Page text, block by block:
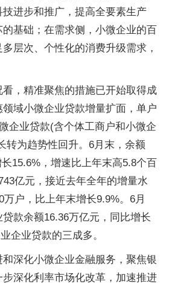
进步和推广，提高全要素生产
基础；在需求侧，小微企业的百
层次、个性化的消费升级需求，
看，精准聚焦的措施已开始取得成
域小微企业贷款增量扩面，单户
企业贷款(含个体工商户和小微企
转为趋势性回升。6月末，余额
15.6%，增速比上年末高5.8个百
亿元，接近去年全年的增量水
户，比上年末增长9.9%。6月
款余额16.36万亿元，同比增长
企业贷款的三成多。
深化小微企业金融服务，聚焦银
深化利率市场化改革，加速推进